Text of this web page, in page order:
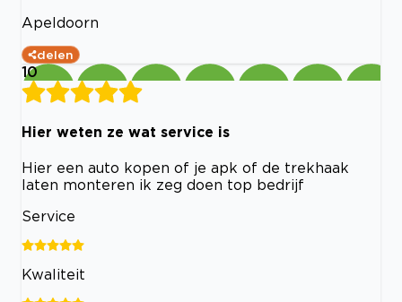
Apeldoorn
delen
10
Hier weten ze wat service is
Hier een auto kopen of je apk of de trekhaak
laten monteren ik zeg doen top bedrijf
Service
Kwaliteit